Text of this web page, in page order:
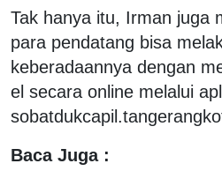
Tak hanya itu, Irman juga
para pendatang bisa
keberadaannya dengan
el secara online melalui
Baca Juga :